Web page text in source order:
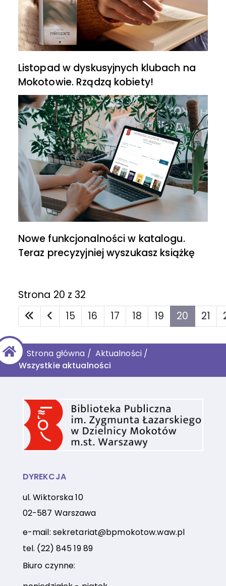
Listopad w dyskusyjnych klubach na
Mokotowie. Rządzą kobiety!
Nowe funkcjonalności w katalogu.
Teraz precyzyjniej wyszukasz książkę
Strona 20 z 32
15
16 17 18 19 20 21
Strona główna / Aktualności/
Wszystkie aktualności
DYREKCJA
ul. Wiktorska 10
02-587 Warszawa
e-mail: sekretariat@bpmokotow.waw.pl
tel. (22) 845 19 89
Biuro czynne: